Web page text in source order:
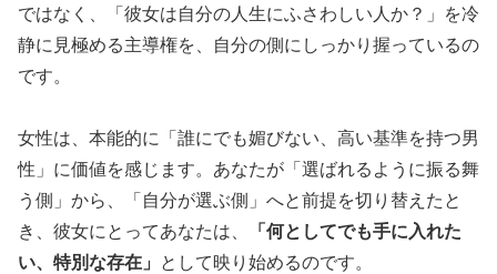
ではなく、「彼女は自分の人生にふさわしい人か？」を冷
静に見極める主導権を、自分の側にしっかり握っているの
です。
女性は、本能的に「誰にでも媚びない、高い基準を持つ男
性」に価値を感じます。あなたが「選ばれるように振る舞
う側」から、「自分が選ぶ側」へと前提を切り替えたと
き、彼女にとってあなたは、
「何としてでも手に入れた
い、特別な存在」
として映り始めるのです。